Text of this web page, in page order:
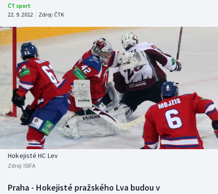
Hokej
Tenis
DALŠÍ SPORTY
Americký fotbal
Atletika
Baseball a softbal
Basketbal
NEPŘEHLÉDNĚTE
Soutěže
Historické návraty
Aplikace ČT sport
ČT sport
22. 9. 2012 | Zdroj: ČTK
Hokejisté HC Lev
Zdroj: ISIFA
Praha - Hokejisté pražského Lva budou v